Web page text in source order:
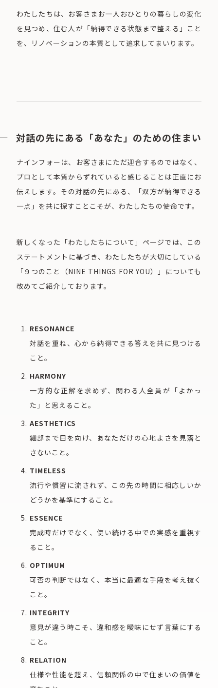
わたしたちは、お客さまお一人おひとりの暮らしの変化
を見つめ、住む人が「納得できる状態まで整える」こと
を、リノベーションの本質として追求してまいります。
対話の先にある「あなた」のための住まい
ナインフォーは、お客さまにただ迎合するのではなく、
プロとして本質からずれていると感じることは正直にお
伝えします。その対話の先にある、「双方が納得できる
一点」を共に探すことこそが、わたしたちの使命です。
新しくなった「わたしたちについて」ページでは、この
ステートメントに基づき、わたしたちが大切にしている
「９つのこと（NINE THINGS FOR YOU）」についても
改めてご紹介しております。
RESONANCE
対話を重ね、心から納得できる答えを共に見つける
こと。
HARMONY
一方的な正解を求めず、関わる人全員が「よかっ
た」と思えること。
AESTHETICS
細部まで目を向け、あなただけの心地よさを見落と
さないこと。
TIMELESS
流行や慣習に流されず、この先の時間に相応しいか
どうかを基準にすること。
ESSENCE
完成時だけでなく、使い続ける中での実感を重視す
ること。
OPTIMUM
可否の判断ではなく、本当に最適な手段を考え抜く
こと。
INTEGRITY
意見が違う時こそ、違和感を曖昧にせず言葉にする
こと。
RELATION
仕様や性能を超え、信頼関係の中で住まいの価値を